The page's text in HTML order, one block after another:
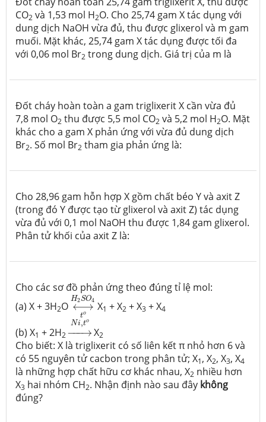
CO2 và 1,53 mol H2O. Cho 25,74 gam X tác dụng với
dung dịch NaOH vừa đủ, thu được glixerol và m gam
muối. Mặt khác, 25,74 gam X tác dụng được tối đa
với 0,06 mol Br2 trong dung dịch. Giá trị của m là
Đốt cháy hoàn toàn a gam triglixerit X cần vừa đủ
7,8 mol O2 thu được 5,5 mol CO2 và 5,2 mol H2O. Mặt
khác cho a gam X phản ứng với vừa đủ dung dịch
Br2. Số mol Br2 tham gia phản ứng là:
Cho 28,96 gam hỗn hợp X gồm chất béo Y và axit Z
(trong đó Y được tạo từ glixerol và axit Z) tác dụng
vừa đủ với 0,1 mol NaOH thu được 1,84 gam glixerol.
Phân tử khối của axit Z là:
Cho các sơ đồ phản ứng theo đúng tỉ lệ mol:
(a) X + 3H2O
H2SO4
⟷
to
⟷H2SO4to
X1 + X2 + X3 + X4
(b) X1 + 2H2
Ni,to
−−−→
→Ni
X2
Cho biết: X là triglixerit có số liên kết π nhỏ hơn 6 và
có 55 nguyên tử cacbon trong phân tử; X1, X2, X3, X4
là những hợp chất hữu cơ khác nhau, X2 nhiều hơn
X3 hai nhóm CH2. Nhận định nào sau đây không
đúng?